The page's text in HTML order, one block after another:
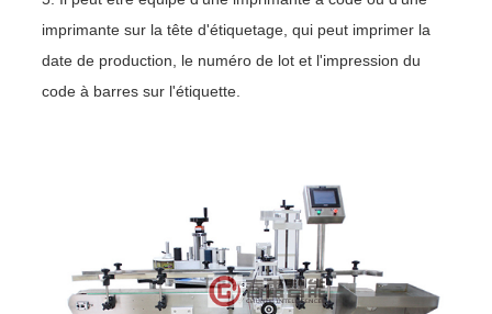
imprimante sur la tête d'étiquetage, qui peut imprimer la
date de production, le numéro de lot et l'impression du
code à barres sur l'étiquette.